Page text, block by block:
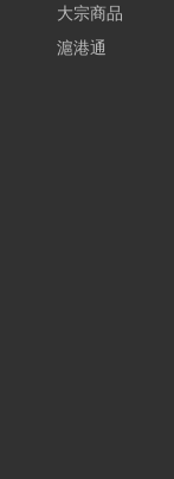
大宗商品
滬港通